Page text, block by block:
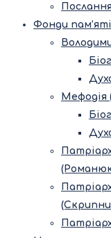
Послання
Фонди
Мефодія